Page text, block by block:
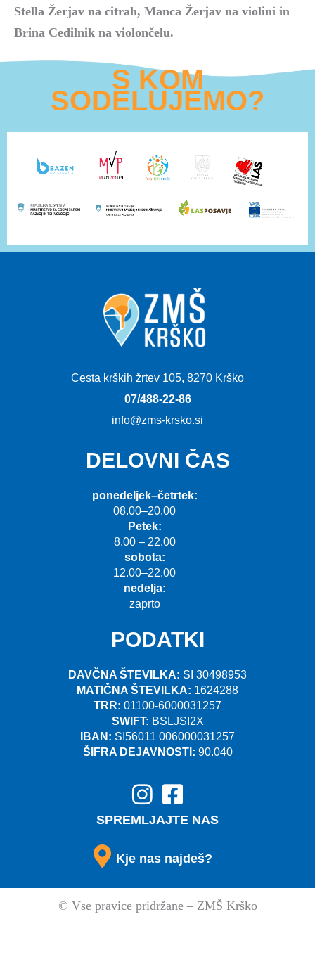
Stella Žerjav na citrah, Manca Žerjav na violini in
Brina Cedilnik na violončelu.
S KOM
SODELUJEMO?
Cesta krških žrtev 105, 8270 Krško
07/488-22-86
info@zms-krsko.si
DELOVNI ČAS
ponedeljek–četrtek:
08.00–20.00
Petek:
8.00 – 22.00
sobota:
12.00–22.00
nedelja:
zaprto
PODATKI
DAVČNA ŠTEVILKA: SI 30498953
MATIČNA ŠTEVILKA: 1624288
TRR: 01100-6000031257
SWIFT: BSLJSI2X
IBAN: SI56011 006000031257
ŠIFRA DEJAVNOSTI: 90.040
SPREMLJAJTE NAS
Kje nas najdeš?
© Vse pravice pridržane – ZMŠ Krško